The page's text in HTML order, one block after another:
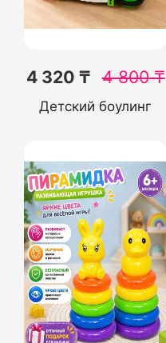
4 320 ₸ 4 800₸
Детский боулинг